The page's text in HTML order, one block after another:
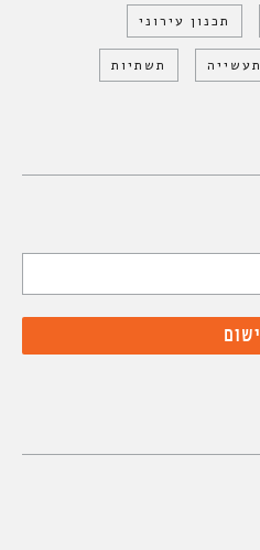
תכנון עירוני
תעשייה תשתיות